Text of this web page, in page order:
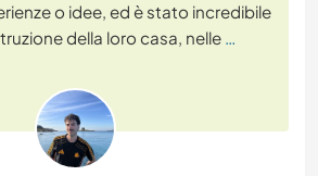
o idee, ed è stato incredibile
della loro casa, nelle …